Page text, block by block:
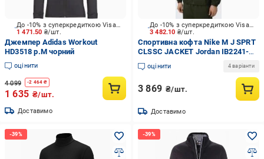
1 471.50 ₴/шт.
До -10% з суперкредиткою Visa Вигода
Джемпер Adidas Workout
HD3518 р.M чорний
оцінити
4 099 -2 464 ₴
1 635 ₴/шт.
Доставимо
3 482.10 ₴/шт.
До -10% з суперкредиткою Visa Вигода
Спортивна кофта Nike M J SPRT
CLSSC JACKET Jordan IB2241-
325 р.M зелений
оцінити 4 варіанти
3 869 ₴/шт.
Доставимо